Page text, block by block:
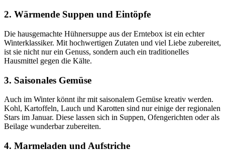
2. Wärmende Suppen und Eintöpfe
Die hausgemachte Hühnersuppe aus der Erntebox ist ein echter
Winterklassiker. Mit hochwertigen Zutaten und viel Liebe zubereitet,
ist sie nicht nur ein Genuss, sondern auch ein traditionelles
Hausmittel gegen die Kälte.
3. Saisonales Gemüse
Auch im Winter könnt ihr mit saisonalem Gemüse kreativ werden.
Kohl, Kartoffeln, Lauch und Karotten sind nur einige der regionalen
Stars im Januar. Diese lassen sich in Suppen, Ofengerichten oder als
Beilage wunderbar zubereiten.
4. Marmeladen und Aufstriche